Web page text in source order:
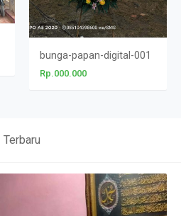
bunga-papan-digital-001
Rp.000.000
Terbaru